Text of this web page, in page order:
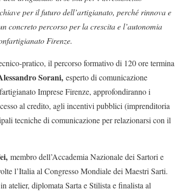
per il futuro dell’artigianato, perché rinnova e
concreto percorso per la crescita e l’autonomia
Firenze.
pratico, il percorso formativo di 120 ore termina
Sorani, esperto di comunicazione
Imprese Firenze, approfondiranno i
al credito, agli incentivi pubblici (imprenditoria
tecniche di comunicazione per relazionarsi con il
membro dell’Accademia Nazionale dei Sartori e
l’Italia al Congresso Mondiale dei Maestri Sarti.
atelier, diplomata Sarta e Stilista e finalista al